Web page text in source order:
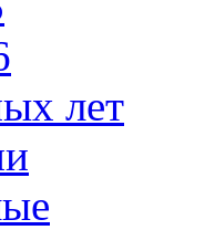
лет